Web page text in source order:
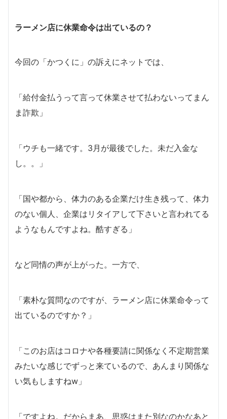
ラーメン店に休業命令は出ているの？
今回の「かつくに」の訴えにネットでは、
「給付金払うって言って休業させて払わないってまん
ま詐欺」
「ウチも一緒です。3月が最後でした。未だ入金な
し。。」
「国や都から、体力のある企業だけ生き残って、体力
のない個人、企業はリタイアして下さいと言われてる
ようなもんですよね。酷すぎる」
など同情の声が上がった。一方で、
「素朴な質問なのですが、ラーメン店に休業命令って
出ているのですか？」
「このお店はコロナや各種要請に関係なく不定期営業
みたいな感じでずっと来ているので、あんまり関係な
い気もしますねw」
「ですよね。だからまあ、思惑はまた別なのかなあと